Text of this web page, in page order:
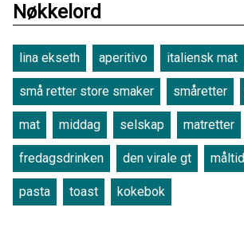
Nøkkelord
lina ekseth aperitivo italiensk mat
små retter store smaker småretter
mat middag selskap matretter
fredagsdrinken den virale gt måltid
pasta toast kokebok